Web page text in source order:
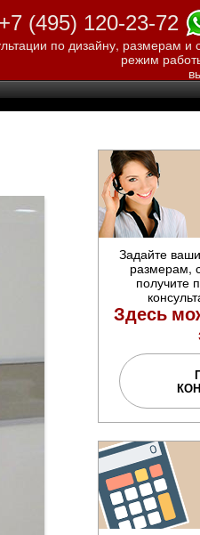
+7 (495) 120-23-72
по дизайну, размерам
режим
Задайте
размерам,
получите
Здесь